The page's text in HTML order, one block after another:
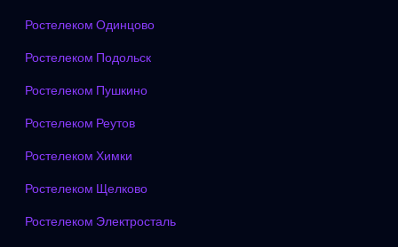
Ростелеком Одинцово
Ростелеком Подольск
Ростелеком Пушкино
Ростелеком Реутов
Ростелеком Химки
Ростелеком Щелково
Ростелеком Электросталь